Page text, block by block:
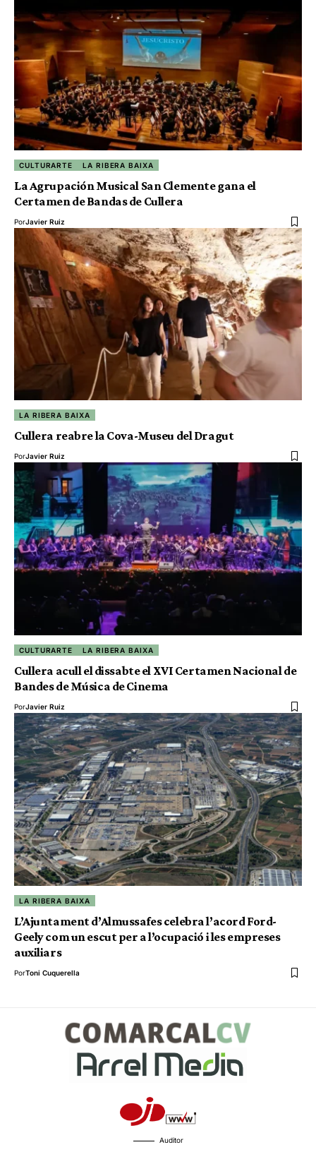
CULTURARTE LA RIBERA BAIXA
La Agrupación Musical San Clemente gana el
Certamen de Bandas de Cullera
PorJavier Ruiz
LA RIBERA BAIXA
Cullera reabre la Cova-Museu del Dragut
PorJavier Ruiz
CULTURARTE LA RIBERA BAIXA
Cullera acull el dissabte el XVI Certamen Nacional de
Bandes de Música de Cinema
PorJavier Ruiz
LA RIBERA BAIXA
L’Ajuntament d’Almussafes celebra l’acord Ford-
Geely com un escut per a l’ocupació i les empreses
auxiliars
PorToni Cuquerella
Auditor